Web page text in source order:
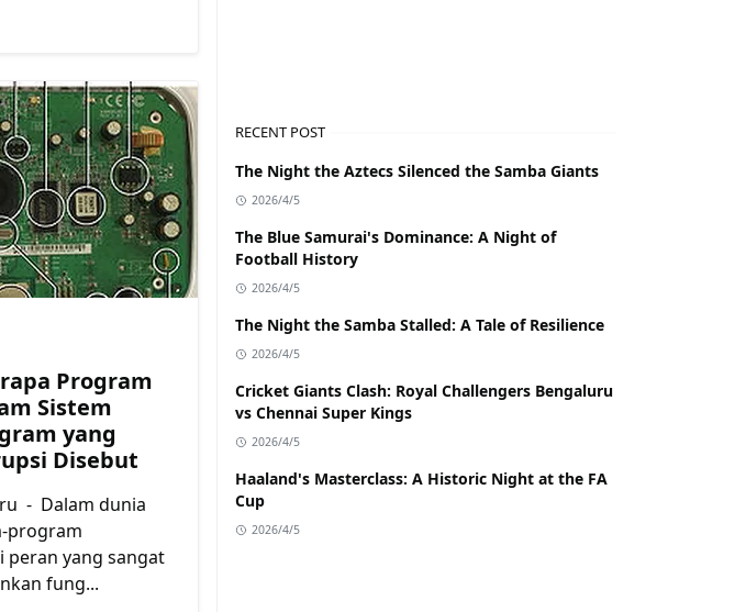
Program
Sistem
yang
Disebut
- Dalam dunia
program
peran yang sangat
fung...
RECENT POST
The Night the Aztecs Silenced the Samba Giants
2026/4/5
The Blue Samurai's Dominance: A Night of
Football History
2026/4/5
The Night the Samba Stalled: A Tale of Resilience
2026/4/5
Cricket Giants Clash: Royal Challengers Bengaluru
vs Chennai Super Kings
2026/4/5
Haaland's Masterclass: A Historic Night at the FA
Cup
2026/4/5